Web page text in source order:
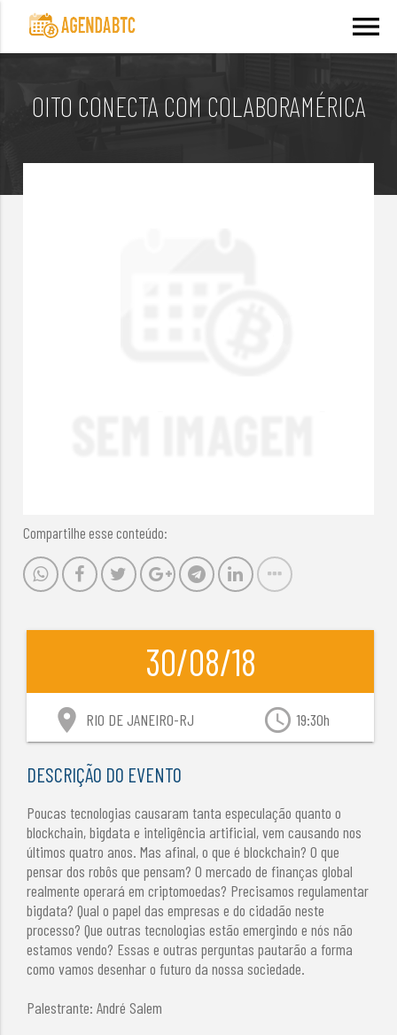
menu
OITO CONECTA COM COLABORAMÉRICA
Compartilhe esse conteúdo:
30/08/18
access_time 19:30h
location_on RIO DE JANEIRO-RJ
DESCRIÇÃO DO EVENTO
Poucas tecnologias causaram tanta especulação quanto o
blockchain, bigdata e inteligência artificial, vem causando nos
últimos quatro anos. Mas afinal, o que é blockchain? O que
pensar dos robôs que pensam? O mercado de finanças global
realmente operará em criptomoedas? Precisamos regulamentar
bigdata? Qual o papel das empresas e do cidadão neste
processo? Que outras tecnologias estão emergindo e nós não
estamos vendo? Essas e outras perguntas pautarão a forma
como vamos desenhar o futuro da nossa sociedade.
Palestrante: André Salem